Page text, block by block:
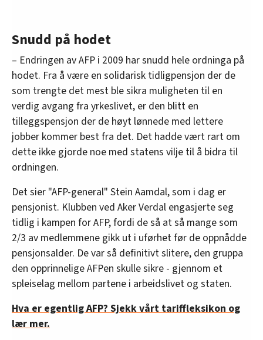
Snudd på hodet
– Endringen av AFP i 2009 har snudd hele ordninga på
hodet. Fra å være en solidarisk tidligpensjon der de
som trengte det mest ble sikra muligheten til en
verdig avgang fra yrkeslivet, er den blitt en
tilleggspensjon der de høyt lønnede med lettere
jobber kommer best fra det. Det hadde vært rart om
dette ikke gjorde noe med statens vilje til å bidra til
ordningen.
Det sier "AFP-general" Stein Aamdal, som i dag er
pensjonist. Klubben ved Aker Verdal engasjerte seg
tidlig i kampen for AFP, fordi de så at så mange som
2/3 av medlemmene gikk ut i uførhet før de oppnådde
pensjonsalder. De var så definitivt slitere, den gruppa
den opprinnelige AFPen skulle sikre - gjennom et
spleiselag mellom partene i arbeidslivet og staten.
Hva er egentlig AFP? Sjekk vårt tariffleksikon og
lær mer.